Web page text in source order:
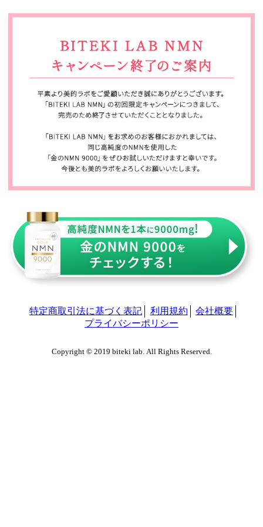
特定商取引法に基づく表記 利用規約
会社概要
プライバシーポリシー
Copyright © 2019 biteki lab. All Rights Reserved.